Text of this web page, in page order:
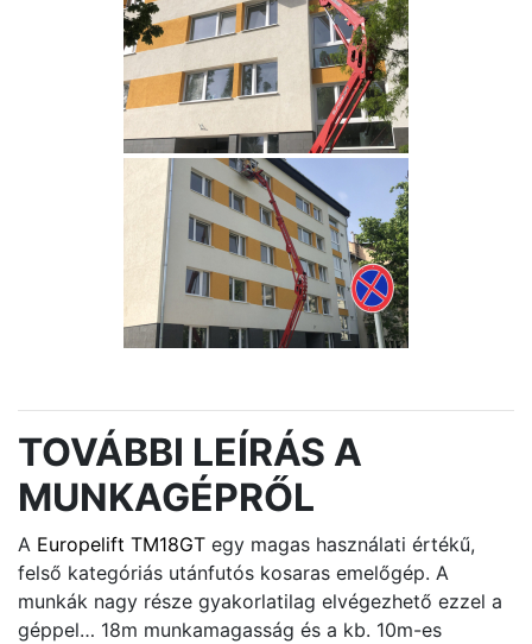
TOVÁBBI LEÍRÁS A
MUNKAGÉPRŐL
A Europelift TM18GT egy magas használati értékű,
felső kategóriás utánfutós kosaras emelőgép. A
munkák nagy része gyakorlatilag elvégezhető ezzel a
géppel… 18m munkamagasság és a kb. 10m-es